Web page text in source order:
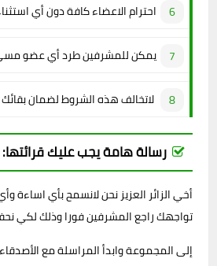
احترام الاعضاء كافة دون أي
يمكن للمشرفين طرد أي عضو
لاتخالف هذه الشروط لضمان
رسالة هامة يجب عليك قرائتها:
أخي الزائر العزيز نحن لانسمح بأي اساءة
تواجهك راجع المشرفين فورا وذلك لكي
إلى المجموعة وابدأ المراسلة مع الأصدقاء